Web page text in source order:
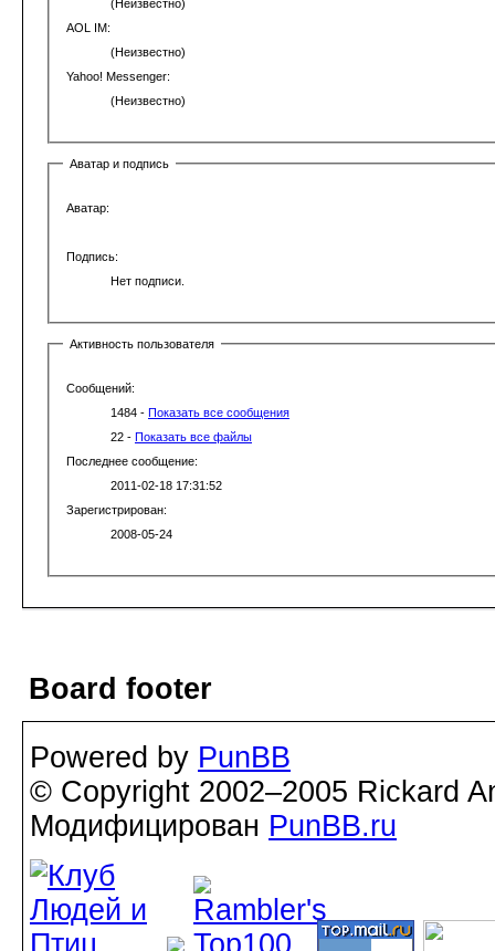
(Неизвестно)
AOL IM:
(Неизвестно)
Yahoo! Messenger:
(Неизвестно)
Аватар и подпись
Аватар:
Подпись:
Нет подписи.
Активность пользователя
Сообщений:
1484 - Показать все сообщения
22 - Показать все файлы
Последнее сообщение:
2011-02-18 17:31:52
Зарегистрирован:
2008-05-24
Board footer
Powered by PunBB
© Copyright 2002–2005 Rickard
Модифицирован PunBB.ru